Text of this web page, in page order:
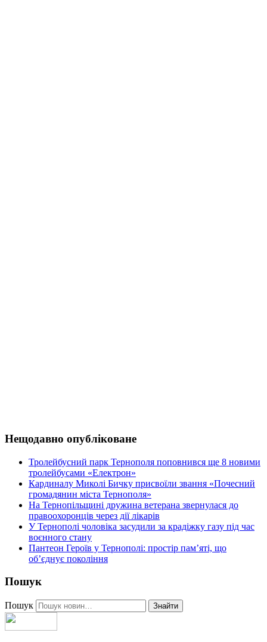
Нещодавно опубліковане
Тролейбусний парк Тернополя поповнився ще 8 новими
тролейбусами «Електрон»
Кардиналу Миколі Бичку присвоїли звання «Почесний
громадянин міста Тернополя»
На Тернопільщині дружина ветерана звернулася до
правоохоронців через дії лікарів
У Тернополі чоловіка засудили за крадіжку газу під час
воєнного стану
Пантеон Героїв у Тернополі: простір пам’яті, що
об’єднує покоління
Пошук
Пошук Знайти